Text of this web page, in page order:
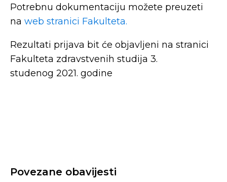
Potrebnu dokumentaciju možete preuzeti
na web stranici Fakulteta.
Rezultati prijava bit će objavljeni na stranici
Fakulteta zdravstvenih studija 3.
studenog 2021. godine
Povezane obavijesti